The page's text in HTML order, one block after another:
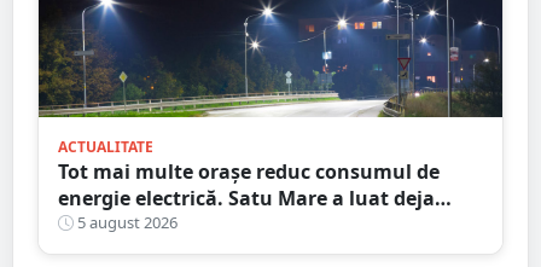
ACTUALITATE
Tot mai multe orașe reduc consumul de
energie electrică. Satu Mare a luat deja
măsuri. Cu ce soluții au venit ceilalți
primari
5 august 2026